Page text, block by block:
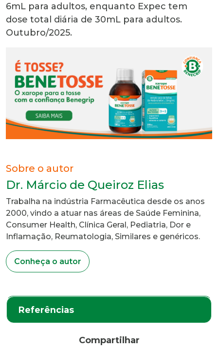
6mL para adultos, enquanto Expec tem
dose total diária de 30mL para adultos.
Outubro/2025.
Sobre o autor
Dr. Márcio de Queiroz Elias
Trabalha na indústria Farmacêutica desde os anos
2000, vindo a atuar nas áreas de Saúde Feminina,
Consumer Health, Clínica Geral, Pediatria, Dor e
Inflamação, Reumatologia, Similares e genéricos.
Conheça o autor
Referências
Compartilhar